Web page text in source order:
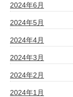
2024年6月
2024年5月
2024年4月
2024年3月
2024年2月
2024年1月